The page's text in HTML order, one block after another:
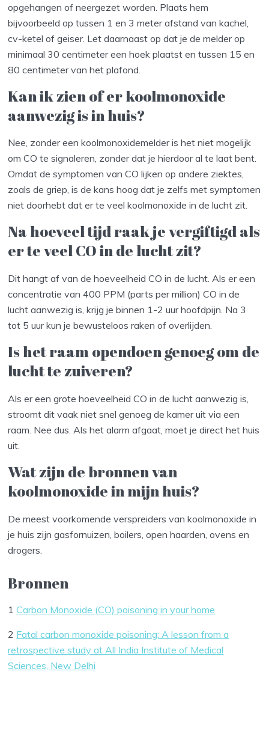
opgehangen of neergezet worden. Plaats hem
bijvoorbeeld op tussen 1 en 3 meter afstand van kachel,
cv-ketel of geiser. Let daarnaast op dat je de melder op
minimaal 30 centimeter een hoek plaatst en tussen 15 en
80 centimeter van het plafond.
Kan ik zien of er koolmonoxide
aanwezig is in huis?
Nee, zonder een koolmonoxidemelder is het niet mogelijk
om CO te signaleren, zonder dat je hierdoor al te laat bent.
Omdat de symptomen van CO lijken op andere ziektes,
zoals de griep, is de kans hoog dat je zelfs met symptomen
niet doorhebt dat er te veel koolmonoxide in de lucht zit.
Na hoeveel tijd raak je vergiftigd als
er te veel CO in de lucht zit?
Dit hangt af van de hoeveelheid CO in de lucht. Als er een
concentratie van 400 PPM (parts per million) CO in de
lucht aanwezig is, krijg je binnen 1-2 uur hoofdpijn. Na 3
tot 5 uur kun je bewusteloos raken of overlijden.
Is het raam opendoen genoeg om de
lucht te zuiveren?
Als er een grote hoeveelheid CO in de lucht aanwezig is,
stroomt dit vaak niet snel genoeg de kamer uit via een
raam. Nee dus. Als het alarm afgaat, moet je direct het huis
uit.
Wat zijn de bronnen van
koolmonoxide in mijn huis?
De meest voorkomende verspreiders van koolmonoxide in
je huis zijn gasfornuizen, boilers, open haarden, ovens en
drogers.
Bronnen
1 Carbon Monoxide (CO) poisoning in your home
2 Fatal carbon monoxide poisoning: A lesson from a
retrospective study at All India Institute of Medical
Sciences, New Delhi